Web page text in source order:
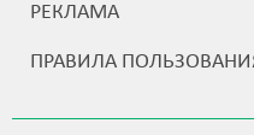
РЕКЛАМА
ПРАВИЛА